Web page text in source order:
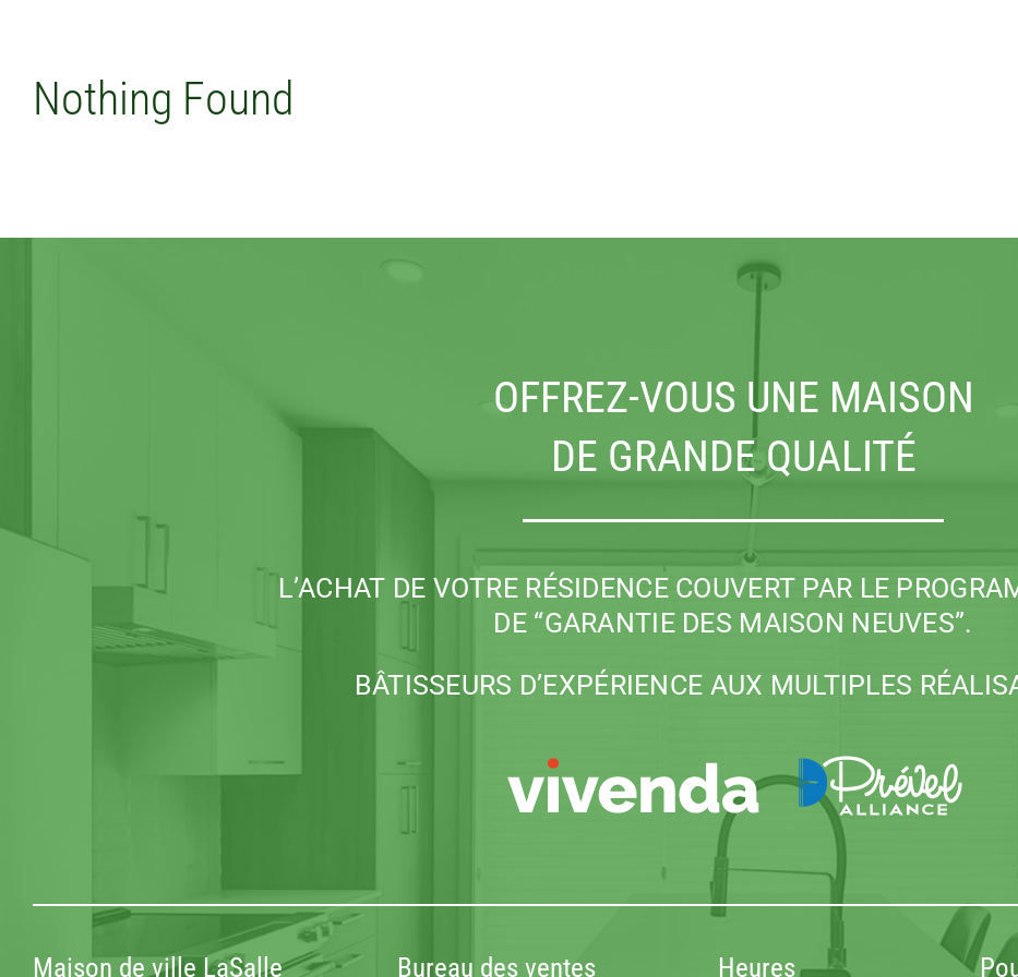
Nothing Found
OFFREZ-VOUS UNE MAISON
DE GRANDE QUALITÉ
L’ACHAT DE VOTRE RÉSIDENCE COUVERT PAR LE
DE “GARANTIE DES MAISON NEUVES”.
BÂTISSEURS D’EXPÉRIENCE AUX MULTIPLES
Maison de ville LaSalle Bureau des ventes Heures